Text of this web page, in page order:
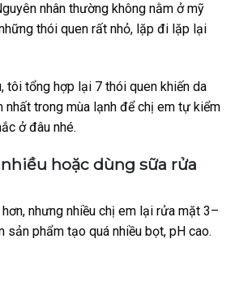
nhân thường không nằm ở mỹ
thói quen rất nhỏ, lặp đi lặp lại
tôi tổng hợp lại 7 thói quen khiến da
nhất trong mùa lạnh để chị em tự kiểm
ở đâu nhé.
nhiều hoặc dùng sữa rửa
nhưng nhiều chị em lại rửa mặt 3–
sản phẩm tạo quá nhiều bọt, pH cao.